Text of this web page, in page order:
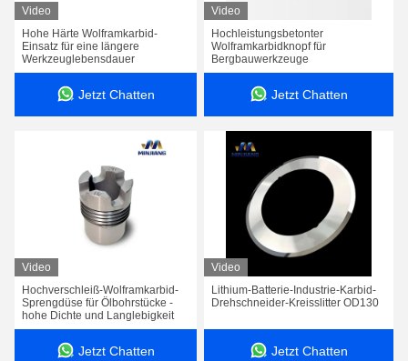
Video
Hohe Härte Wolframkarbid-
Einsatz für eine längere
Werkzeuglebensdauer
Jetzt Chatten
Video
Hochleistungsbetonter
Wolframkarbidknopf für
Bergbauwerkzeuge
Jetzt Chatten
Video
Hochverschleiß-Wolframkarbid-
Sprengdüse für Ölbohrstücke -
hohe Dichte und Langlebigkeit
Jetzt Chatten
Video
Lithium-Batterie-Industrie-Karbid-
Drehschneider-Kreisslitter OD130
Jetzt Chatten
Zementierter Hartmetall-Graphitelektroden-Gewindestrehler, der Werkzeuge Soem jagt
Hartmetall YG6 YG8 YG11 versieht PDC-Bohrer-Düsen mit einer Düse